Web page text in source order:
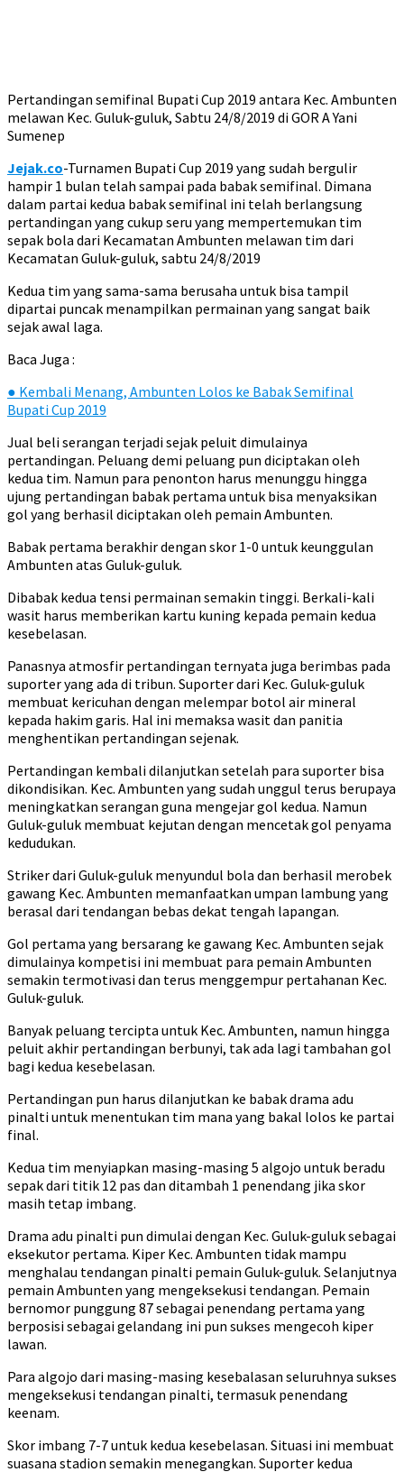
Pertandingan semifinal Bupati Cup 2019 antara Kec. Ambunten
melawan Kec. Guluk-guluk, Sabtu 24/8/2019 di GOR A Yani
Sumenep
Jejak.co-Turnamen Bupati Cup 2019 yang sudah bergulir
hampir 1 bulan telah sampai pada babak semifinal. Dimana
dalam partai kedua babak semifinal ini telah berlangsung
pertandingan yang cukup seru yang mempertemukan tim
sepak bola dari Kecamatan Ambunten melawan tim dari
Kecamatan Guluk-guluk, sabtu 24/8/2019
Kedua tim yang sama-sama berusaha untuk bisa tampil
dipartai puncak menampilkan permainan yang sangat baik
sejak awal laga.
Baca Juga :
● Kembali Menang, Ambunten Lolos ke Babak Semifinal
Bupati Cup 2019
Jual beli serangan terjadi sejak peluit dimulainya
pertandingan. Peluang demi peluang pun diciptakan oleh
kedua tim. Namun para penonton harus menunggu hingga
ujung pertandingan babak pertama untuk bisa menyaksikan
gol yang berhasil diciptakan oleh pemain Ambunten.
Babak pertama berakhir dengan skor 1-0 untuk keunggulan
Ambunten atas Guluk-guluk.
Dibabak kedua tensi permainan semakin tinggi. Berkali-kali
wasit harus memberikan kartu kuning kepada pemain kedua
kesebelasan.
Panasnya atmosfir pertandingan ternyata juga berimbas pada
suporter yang ada di tribun. Suporter dari Kec. Guluk-guluk
membuat kericuhan dengan melempar botol air mineral
kepada hakim garis. Hal ini memaksa wasit dan panitia
menghentikan pertandingan sejenak.
Pertandingan kembali dilanjutkan setelah para suporter bisa
dikondisikan. Kec. Ambunten yang sudah unggul terus berupaya
meningkatkan serangan guna mengejar gol kedua. Namun
Guluk-guluk membuat kejutan dengan mencetak gol penyama
kedudukan.
Striker dari Guluk-guluk menyundul bola dan berhasil merobek
gawang Kec. Ambunten memanfaatkan umpan lambung yang
berasal dari tendangan bebas dekat tengah lapangan.
Gol pertama yang bersarang ke gawang Kec. Ambunten sejak
dimulainya kompetisi ini membuat para pemain Ambunten
semakin termotivasi dan terus menggempur pertahanan Kec.
Guluk-guluk.
Banyak peluang tercipta untuk Kec. Ambunten, namun hingga
peluit akhir pertandingan berbunyi, tak ada lagi tambahan gol
bagi kedua kesebelasan.
Pertandingan pun harus dilanjutkan ke babak drama adu
pinalti untuk menentukan tim mana yang bakal lolos ke partai
final.
Kedua tim menyiapkan masing-masing 5 algojo untuk beradu
sepak dari titik 12 pas dan ditambah 1 penendang jika skor
masih tetap imbang.
Drama adu pinalti pun dimulai dengan Kec. Guluk-guluk sebagai
eksekutor pertama. Kiper Kec. Ambunten tidak mampu
menghalau tendangan pinalti pemain Guluk-guluk. Selanjutnya
pemain Ambunten yang mengeksekusi tendangan. Pemain
bernomor punggung 87 sebagai penendang pertama yang
berposisi sebagai gelandang ini pun sukses mengecoh kiper
lawan.
Para algojo dari masing-masing kesebalasan seluruhnya sukses
mengeksekusi tendangan pinalti, termasuk penendang
keenam.
Skor imbang 7-7 untuk kedua kesebelasan. Situasi ini membuat
suasana stadion semakin menegangkan. Suporter kedua